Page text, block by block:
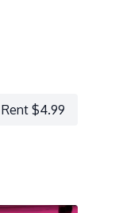
Rent $4.99